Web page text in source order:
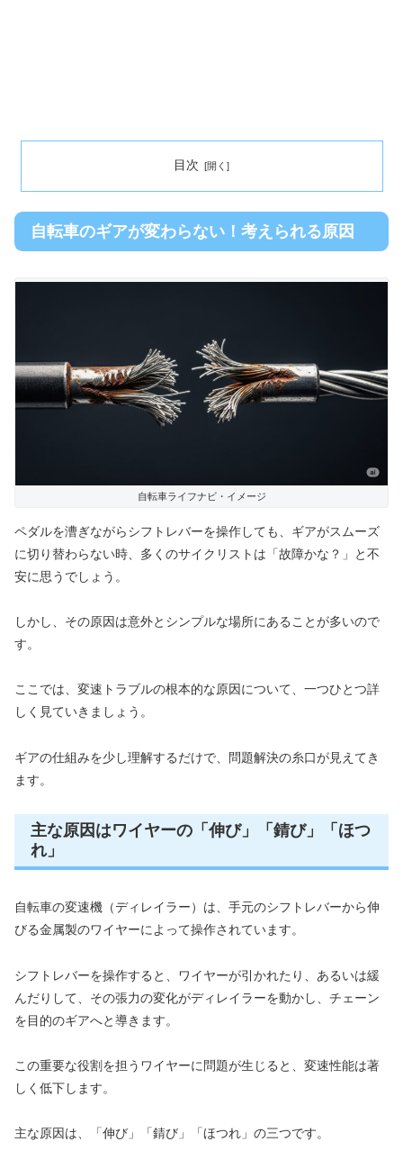
目次
自転車のギアが変わらない！考えられる原因
自転車ライフナビ・イメージ
ペダルを漕ぎながらシフトレバーを操作しても、ギアがスムーズ
に切り替わらない時、多くのサイクリストは「故障かな？」と不
安に思うでしょう。
しかし、その原因は意外とシンプルな場所にあることが多いので
す。
ここでは、変速トラブルの根本的な原因について、一つひとつ詳
しく見ていきましょう。
ギアの仕組みを少し理解するだけで、問題解決の糸口が見えてき
ます。
主な原因はワイヤーの「伸び」「錆び」「ほつ
れ」
自転車の変速機（ディレイラー）は、手元のシフトレバーから伸
びる金属製のワイヤーによって操作されています。
シフトレバーを操作すると、ワイヤーが引かれたり、あるいは緩
んだりして、その張力の変化がディレイラーを動かし、チェーン
を目的のギアへと導きます。
この重要な役割を担うワイヤーに問題が生じると、変速性能は著
しく低下します。
主な原因は、「伸び」「錆び」「ほつれ」の三つです。